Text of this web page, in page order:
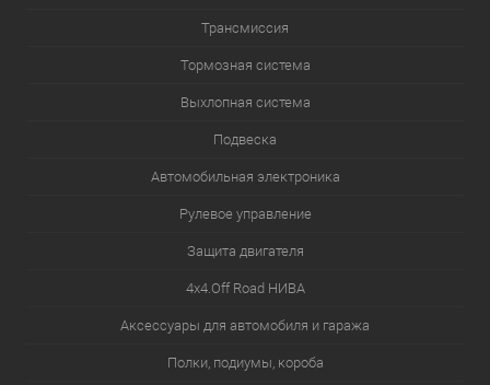
Трансмиссия
Тормозная система
Выхлопная система
Подвеска
Автомобильная электроника
Рулевое управление
Защита двигателя
4х4.Off Road НИВА
Аксессуары для автомобиля и гаража
Полки, подиумы, короба